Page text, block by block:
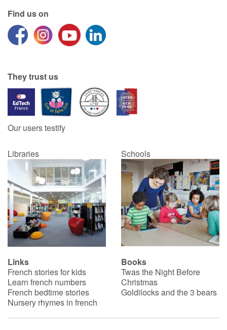
Find us on
They trust us
Our users testify
Libraries Schools
Links
French stories for kids
Learn french numbers
French bedtime stories
Nursery rhymes in french
Books
Twas the Night Before
Christmas
Goldilocks and the 3 bears